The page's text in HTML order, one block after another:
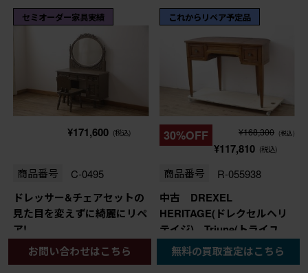
セミオーダー家具実績
¥171,600 (税込)
商品番号 C-0495
ドレッサー&チェアセットの
見た目を変えずに綺麗にリペ
ア!
これからリペア予定品
30%OFF ¥168,300 (税込)
¥117,810 (税込)
商品番号 R-055938
中古 DREXEL
HERITAGE(ドレクセルヘリ
テイジ) Triune(トライユ
ン) 丸みのあるフォルムと
高級感漂う佇まいが魅力の化
お問い合わせはこちら 無料の買取査定はこちら